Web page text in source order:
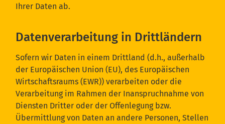
Ihrer Daten ab.
Datenverarbeitung in Drittländern
Sofern wir Daten in einem Drittland (d.h., außerhalb
der Europäischen Union (EU), des Europäischen
Wirtschaftsraums (EWR)) verarbeiten oder die
Verarbeitung im Rahmen der Inanspruchnahme von
Diensten Dritter oder der Offenlegung bzw.
Übermittlung von Daten an andere Personen, Stellen